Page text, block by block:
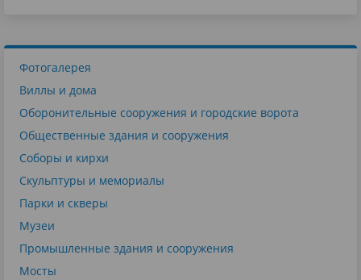
Фотогалерея
Виллы и дома
Оборонительные сооружения и городские ворота
Общественные здания и сооружения
Соборы и кирхи
Скульптуры и мемориалы
Парки и скверы
Музеи
Промышленные здания и сооружения
Мосты